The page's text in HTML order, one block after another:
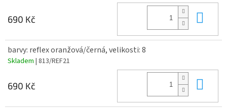
690 Kč
barvy: reflex oranžová/černá, velikosti: 8
Skladem | 813/REF21
690 Kč